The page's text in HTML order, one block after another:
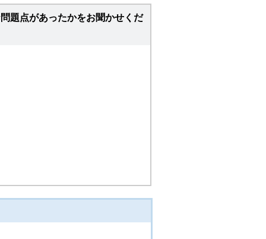
題点があったかをお聞かせくだ